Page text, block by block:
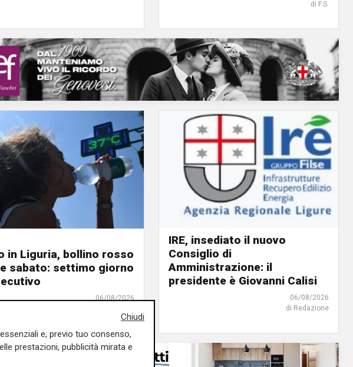
di F.S.
in Liguria, bollino rosso
sabato: settimo giorno
06/08/2026
IRE, insediato il nuovo
Consiglio di
Amministrazione: il
presidente è Giovanni Calisi
06/08/2026
di Redazione
Chiudi
e, previo tuo consenso,
prestazioni, pubblicità mirata e